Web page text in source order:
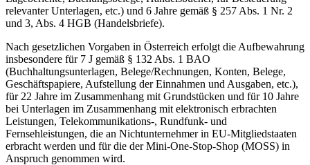
relevanter Unterlagen, etc.) und 6 Jahre gemäß § 257 Abs. 1 Nr. 2
und 3, Abs. 4 HGB (Handelsbriefe).
Nach gesetzlichen Vorgaben in Österreich erfolgt die Aufbewahrung
insbesondere für 7 J gemäß § 132 Abs. 1 BAO
(Buchhaltungsunterlagen, Belege/Rechnungen, Konten, Belege,
Geschäftspapiere, Aufstellung der Einnahmen und Ausgaben, etc.),
für 22 Jahre im Zusammenhang mit Grundstücken und für 10 Jahre
bei Unterlagen im Zusammenhang mit elektronisch erbrachten
Leistungen, Telekommunikations-, Rundfunk- und
Fernsehleistungen, die an Nichtunternehmer in EU-Mitgliedstaaten
erbracht werden und für die der Mini-One-Stop-Shop (MOSS) in
Anspruch genommen wird.